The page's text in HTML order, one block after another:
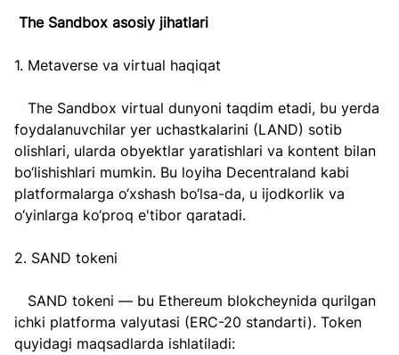
The Sandbox asosiy jihatlari
1. Metaverse va virtual haqiqat
foydalanuvchilar yer uchastkalarini (LAND) sotib
olishlari, ularda obyektlar yaratishlari va kontent bilan
bo‘lishishlari mumkin. Bu loyiha Decentraland kabi
platformalarga o‘xshash bo‘lsa-da, u ijodkorlik va
o‘yinlarga ko‘proq e'tibor qaratadi.
2. SAND tokeni
ichki platforma valyutasi (ERC-20 standarti). Token
quyidagi maqsadlarda ishlatiladi: